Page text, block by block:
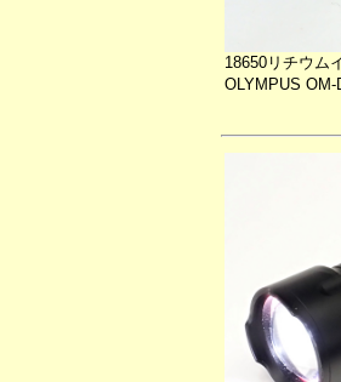
18650リチウム
OLYMPUS